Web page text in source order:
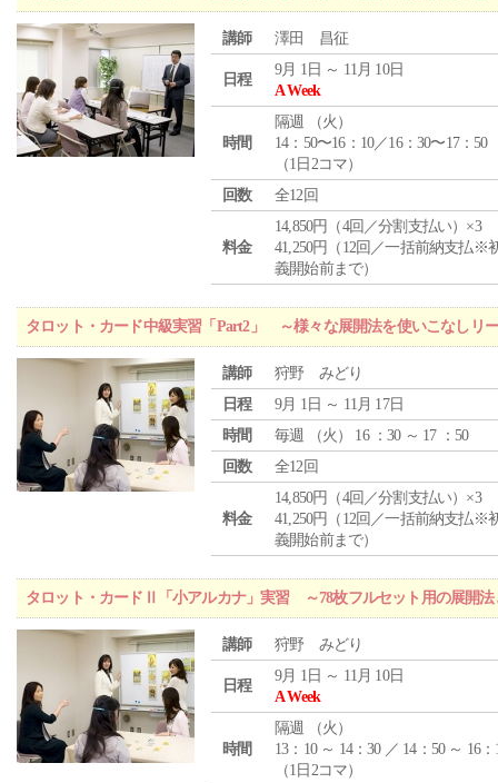
講師 澤田 昌征
日程
9月 1日 ～ 11月 10日
A Week
時間
隔週 （火 ）
14：50〜16：10／16：30〜17：50
（1日2コマ）
回数
全12回
料金
14,850円（4回／分割支払い）×3
41,250円（12回／一括前納支払※
義開始前まで）
タロット・カード中級実習「Part2」 ～様々な展開法を使いこなしリ
講師
狩野 みどり
日程
9月 1日 ～ 11月 17日
時間
毎週 （火 ） 16 ：30 ～ 17 ：50
回数
全12回
料金
14,850円（4回／分割支払い）×3
41,250円（12回／一括前納支払※
義開始前まで）
タロット・カードⅡ「小アルカナ」実習 ～78枚フルセット用の展開法
講師 狩野 みどり
日程
9月 1日 ～ 11月 10日
A Week
時間
隔週 （火 ）
13：10 ～ 14：30 ／ 14：50 ～ 16：
（1日2コマ）